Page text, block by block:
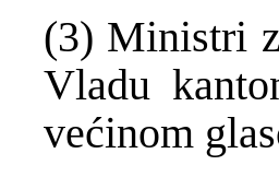
(3) Ministri
Vladu
većinom